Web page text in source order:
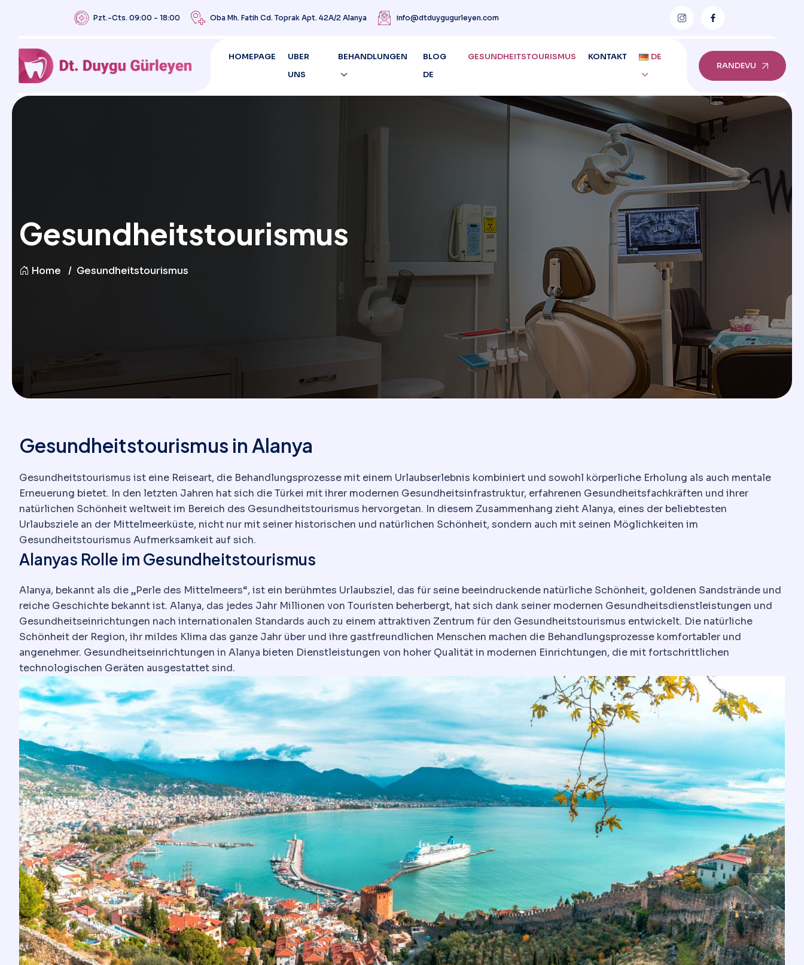
Pzt.-Cts. 09:00 - 18:00 Oba Mh. Fatih Cd. Toprak Apt. 42A/2 Alanya info@dtduygugurleyen.com
HOMEPAGE
UBER
UNS
BEHANDLUNGEN
BLOG
DE
GESUNDHEITSTOURISMUS KONTAKT
DE
RANDEVU
Gesundheitstourismus
Home Gesundheitstourismus
Gesundheitstourismus in Alanya
Gesundheitstourismus ist eine Reiseart, die Behandlungsprozesse mit einem Urlaubserlebnis kombiniert und sowohl körperliche Erholung als auch mentale
Erneuerung bietet. In den letzten Jahren hat sich die Türkei mit ihrer modernen Gesundheitsinfrastruktur, erfahrenen Gesundheitsfachkräften und ihrer
natürlichen Schönheit weltweit im Bereich des Gesundheitstourismus hervorgetan. In diesem Zusammenhang zieht Alanya, eines der beliebtesten
Urlaubsziele an der Mittelmeerküste, nicht nur mit seiner historischen und natürlichen Schönheit, sondern auch mit seinen Möglichkeiten im
Gesundheitstourismus Aufmerksamkeit auf sich.
Alanyas Rolle im Gesundheitstourismus
Alanya, bekannt als die „Perle des Mittelmeers“, ist ein berühmtes Urlaubsziel, das für seine beeindruckende natürliche Schönheit, goldenen Sandstrände und
reiche Geschichte bekannt ist. Alanya, das jedes Jahr Millionen von Touristen beherbergt, hat sich dank seiner modernen Gesundheitsdienstleistungen und
Gesundheitseinrichtungen nach internationalen Standards auch zu einem attraktiven Zentrum für den Gesundheitstourismus entwickelt. Die natürliche
Schönheit der Region, ihr mildes Klima das ganze Jahr über und ihre gastfreundlichen Menschen machen die Behandlungsprozesse komfortabler und
angenehmer. Gesundheitseinrichtungen in Alanya bieten Dienstleistungen von hoher Qualität in modernen Einrichtungen, die mit fortschrittlichen
technologischen Geräten ausgestattet sind.